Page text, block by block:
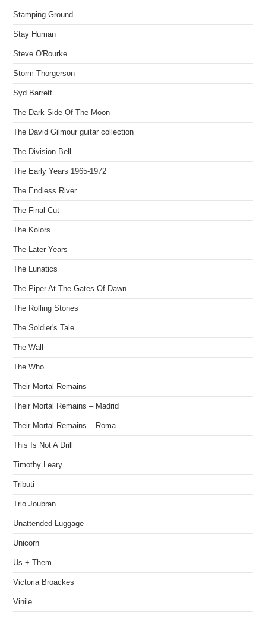
Stamping Ground
Stay Human
Steve O'Rourke
Storm Thorgerson
Syd Barrett
The Dark Side Of The Moon
The David Gilmour guitar collection
The Division Bell
The Early Years 1965-1972
The Endless River
The Final Cut
The Kolors
The Later Years
The Lunatics
The Piper At The Gates Of Dawn
The Rolling Stones
The Soldier's Tale
The Wall
The Who
Their Mortal Remains
Their Mortal Remains – Madrid
Their Mortal Remains – Roma
This Is Not A Drill
Timothy Leary
Tributi
Trio Joubran
Unattended Luggage
Unicorn
Us + Them
Victoria Broackes
Vinile